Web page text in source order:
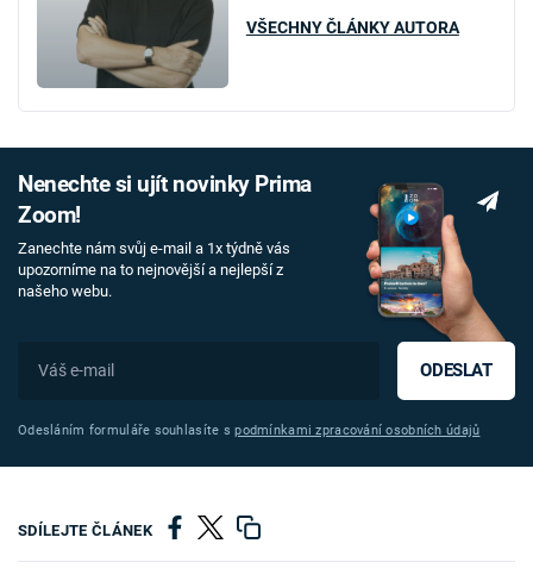
VŠECHNY ČLÁNKY AUTORA
Nenechte si ujít novinky Prima
Zoom!
Zanechte nám svůj e-mail a 1x týdně vás
upozorníme na to nejnovější a nejlepší z
našeho webu.
ODESLAT
Odesláním formuláře souhlasíte spodmínkami zpracování osobních údajů
SDÍLEJTE ČLÁNEK